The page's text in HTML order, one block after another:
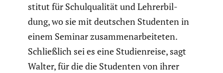
stitut für Schul­qua­lität und Lehrer­bil­
dung, wo sie mit deutschen Studenten in
einem Seminar zusam­men­ar­bei­teten.
Schließ­lich sei es eine Studi­en­reise, sagt
Walter, für die die Studenten von ihrer